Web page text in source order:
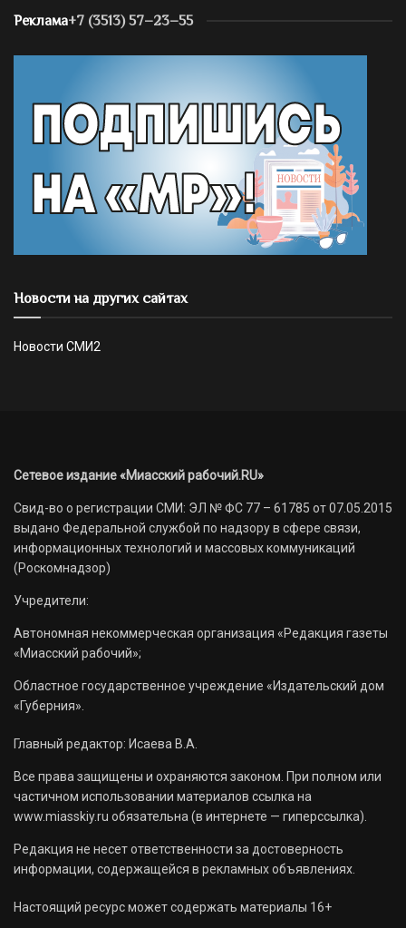
Реклама+7 (3513) 57–23–55
Новости на других сайтах
Новости СМИ2
Сетевое издание «Миасский рабочий.RU»
Свид-во о регистрации СМИ: ЭЛ № ФС 77 – 61785 от 07.05.2015
выдано Федеральной службой по надзору в сфере связи,
информационных технологий и массовых коммуникаций
(Роскомнадзор)
Учредители:
Автономная некоммерческая организация «Редакция газеты
«Миасский рабочий»;
Областное государственное учреждение «Издательский дом
«Губерния».
Главный редактор: Исаева В.А.
Все права защищены и охраняются законом. При полном или
частичном использовании материалов ссылка на
www.miasskiy.ru обязательна (в интернете — гиперссылка).
Редакция не несет ответственности за достоверность
информации, содержащейся в рекламных объявлениях.
Настоящий ресурс может содержать материалы 16+